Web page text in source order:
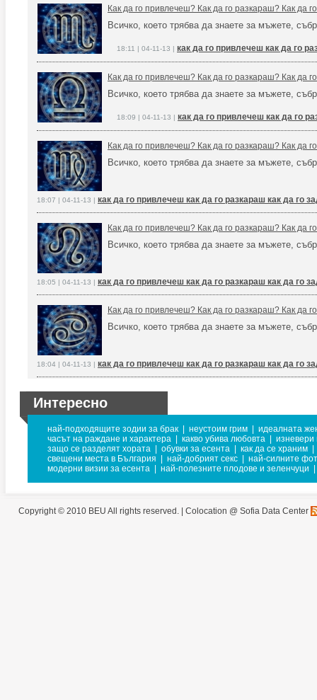
Как да го привлечеш? Как да го разкараш? Как да
Всичко, което трябва да знаете за мъжете,
18:11 | 04-11-13 | как да го привлечеш как да го
Как да го привлечеш? Как да го разкараш? Как да
Всичко, което трябва да знаете за мъжете,
18:09 | 04-11-13 | как да го привлечеш как да го
Как да го привлечеш? Как да го разкараш? Как да
Всичко, което трябва да знаете за мъжете,
18:07 | 04-11-13 | как да го привлечеш как да го разкараш как да го
Как да го привлечеш? Как да го разкараш? Как да
Всичко, което трябва да знаете за мъжете,
18:05 | 04-11-13 | как да го привлечеш как да го разкараш как да го
Как да го привлечеш? Как да го разкараш? Как да
Всичко, което трябва да знаете за мъжете,
18:04 | 04-11-13 | как да го привлечеш как да го разкараш как да го
Интересно
най-подходящите зодии за брак неустоим грим
идеалната
часът на раждане и характера
какво убива любовта
изневери
защо се разделят хората
обувки за есента как да се храним
свещени места в България
най-добрият секс
най-силните
модерни визии за есента
най-полезните плодове и зеленчуци
Copyright © 2010 BEU All rights reserved. | Colocation @ Sofia Data Center